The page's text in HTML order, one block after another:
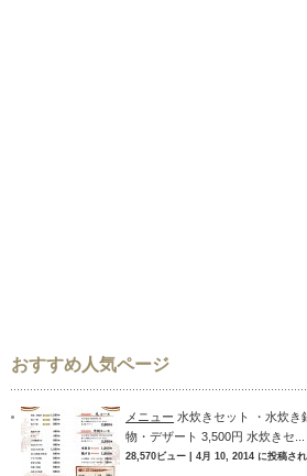
おすすめ人気ページ
メニュー 水炊きセット ・水炊き
物・デザート 3,500円 水炊きセ...
28,570ビュー 4月 10, 2014 に投稿さ